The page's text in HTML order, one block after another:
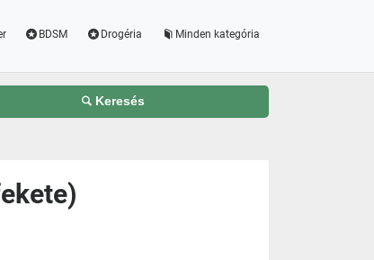
BDSM Drogéria Minden kategória
Keresés